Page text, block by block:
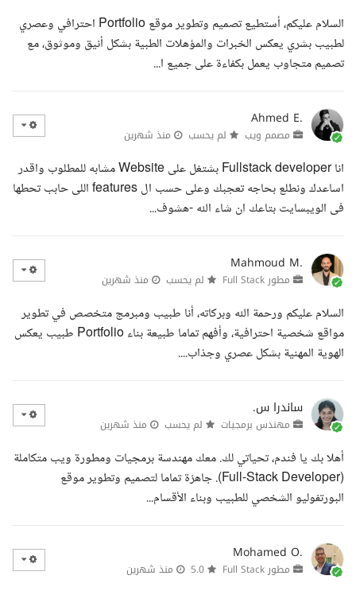
السلام عليكم، أستطيع تصميم وتطوير موقع Portfolio احترافي وعصري
لطبيب بشري يعكس الخبرات والمؤهلات الطبية بشكل أنيق وموثوق، مع
تصميم متجاوب يعمل بكفاءة على جميع ا...
Ahmed E.
مصمم ويب لم يحسب منذ شهرين
انا Fullstack developer بشتغل على Website مشابه للمطلوب واقدر
اساعدك ونطلع بحاجه تعجبك وعلى حسب ال features اللى حابب تحطها
فى الويبسايت بتاعك ان شاء الله -هشوف...
Mahmoud M.
مطور Full Stack لم يحسب منذ شهرين
السلام عليكم ورحمة الله وبركاته، أنا طبيب ومبرمج متخصص في تطوير
مواقع شخصية احترافية، وأفهم تماما طبيعة بناء Portfolio طبيب يعكس
الهوية المهنية بشكل عصري وجذاب....
ساندرا س.
مهندس برمجيات لم يحسب منذ شهرين
أهلا بك يا فندم، تحياتي لك. معك مهندسة برمجيات ومطورة ويب متكاملة
(Full-Stack Developer). جاهزة تماما لتصميم وتطوير موقع
البورتفوليو الشخصي للطبيب وبناء الأقسام...
Mohamed O.
مطور Full Stack منذ شهرين